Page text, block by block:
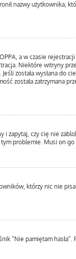
nazwy użytkownika,
a w czasie
Niektóre witryny
została wysłana do
została zatrzymana
i zapytaj, czy cię nie
problemie. Musi on go
którzy nic nie pisali
“Nie pamiętam hasła”.